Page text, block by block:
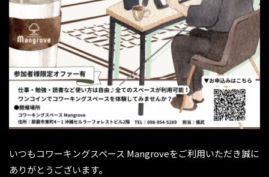
いつもコワーキングスペース Mangroveをご利用いただき誠に
ありがとうございます。